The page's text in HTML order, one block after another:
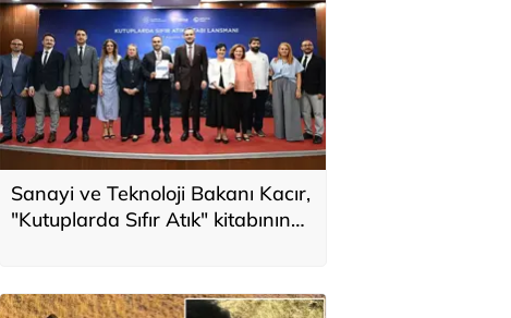
Sanayi ve Teknoloji Bakanı Kacır,
"Kutuplarda Sıfır Atık" kitabının